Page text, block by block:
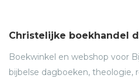
Christelijke boekhandel
Boekwinkel en webshop voor
bijbelse dagboeken, theologie,